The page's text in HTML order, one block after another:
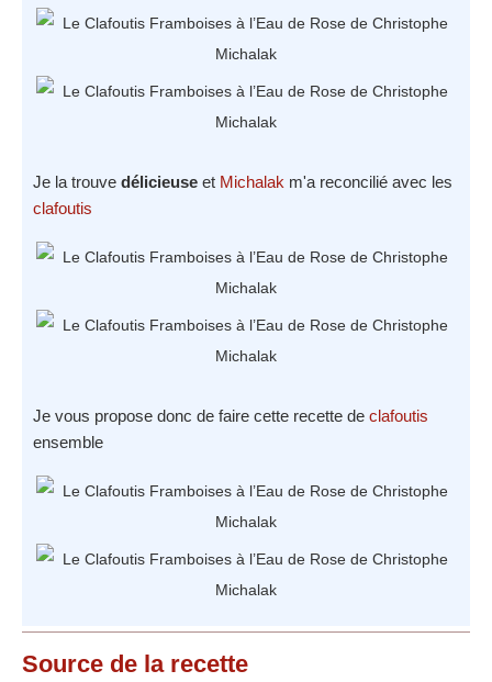
Je la trouve délicieuse et Michalak m'a reconcilié avec les
clafoutis
Je vous propose donc de faire cette recette de clafoutis
ensemble
Source de la recette